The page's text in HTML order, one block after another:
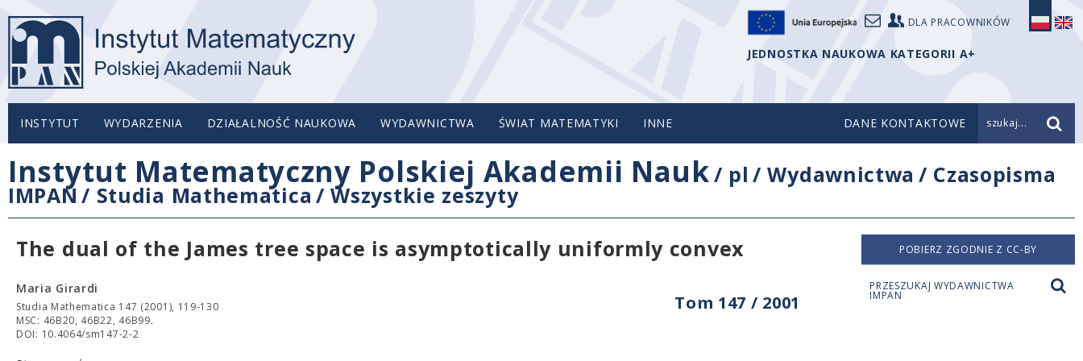
DLA PRACOWNIKÓW
JEDNOSTKA NAUKOWA KATEGORII A+
INSTYTUT WYDARZENIA DZIAŁALNOŚĆ NAUKOWA WYDAWNICTWA ŚWIAT MATEMATYKI INNE DANE KONTAKTOWE szukaj...
Instytut Matematyczny Polskiej Akademii Nauk/ pl /Wydawnictwa / Czasopisma
IMPAN / Studia Mathematica /Wszystkie zeszyty
The dual of the James tree space is asymptotically uniformly convex
Tom 147 / 2001
Maria Girardi
Studia Mathematica 147 (2001), 119-130
MSC: 46B20, 46B22, 46B99.
DOI: 10.4064/sm147-2-2
POBIERZ ZGODNIE Z CC-BY
PRZESZUKAJ WYDAWNICTWA
IMPAN